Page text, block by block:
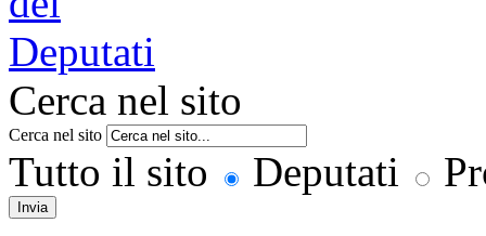
Cerca nel sito
Cerca nel sito
Tutto il sito Deputati
Invia